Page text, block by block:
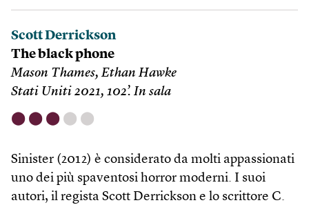
Scott Derrickson
The black phone
Mason Thames, Ethan Hawke
Stati Uniti 2021, 102’. In sala
⬤ ⬤ ⬤ ⬤ ⬤
Sinister (2012) è considerato da molti appassionati
uno dei più spaventosi horror moderni. I suoi
autori, il regista Scott Derrickson e lo scrittore C.